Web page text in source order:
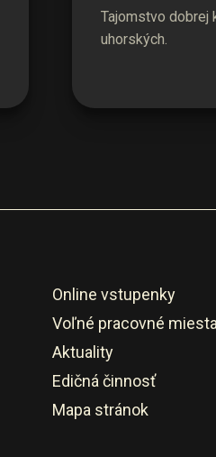
Tajomstvo dobrej
uhorských.
Online vstupenky
Voľné pracovné
Aktuality
Edičná činnosť
Mapa stránok